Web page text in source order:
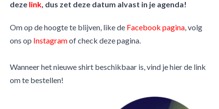
deze link, dus zet deze datum alvast in je agenda!
Om op de hoogte te blijven, like de Facebook pagina, volg
ons op Instagramof check deze pagina.
Wanneer het nieuwe shirt beschikbaar is, vind je hier de link
om te bestellen!